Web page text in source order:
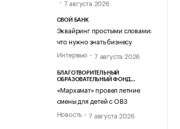
7 августа 2026
СВОЙ БАНК
Эквайринг простыми словами:
что нужно знать бизнесу
Интервью
7 августа 2026
БЛАГОТВОРИТЕЛЬНЫЙ
ОБРАЗОВАТЕЛЬНЫЙ ФОНД
«Мархамат» провел летние
смены для детей с ОВЗ
Новость
7 августа 2026